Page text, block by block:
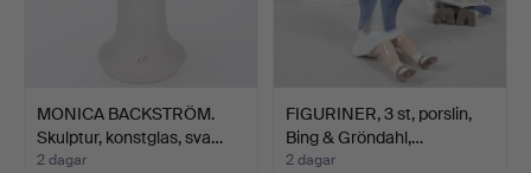
MONICA BACKSTRÖM.
Skulptur, konstglas, sva…
2 dagar
FIGURINER, 3 st, porslin,
Bing & Gröndahl,…
2 dagar